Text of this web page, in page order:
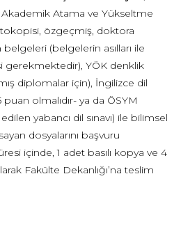
Atama ve Yükseltme
özgeçmiş, doktora
(belgelerin asılları ile
YÖK denklik
diplomalar için), İngilizce dil
olmalıdır- ya da ÖSYM
yabancı dil sınavı) ile bilimsel
dosyalarını başvuru
içinde, 1 adet basılı kopya ve 4
Fakülte Dekanlığı’na teslim